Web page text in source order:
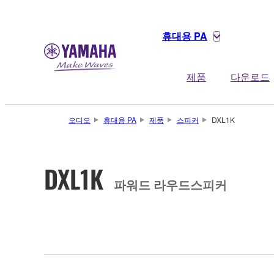
휴대용 PA
제품 다운로드
오디오 휴대용 PA 제품 스피커 DXL1K
DXL1K 파워드 라우드스피커